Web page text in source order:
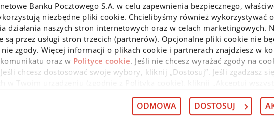
Banku Pocztowego S.A. w celu zapewnienia bezpiecznego,
niezbędne pliki cookie. Chcielibyśmy również wykorzystywać
działania naszych stron internetowych oraz w celach marketingowych.
są przez usługi stron trzecich (partnerów). Opcjonalne pliki cookie nie
zgody. Więcej informacji o plikach cookie i partnerach znajdziesz w
oraz w Polityce cookie. Jeśli nie chcesz wyrażać zgody na
Jeśli chcesz dostosować swoje wybory, kliknij „Dostosuj”. Jeśli zgadzasz
w tym o przysługujących w związku z tym uprawnieniach,
ODMOWA DOSTOSUJ
ofertę rachunków oraz pakietów dla
Konta i pakiety